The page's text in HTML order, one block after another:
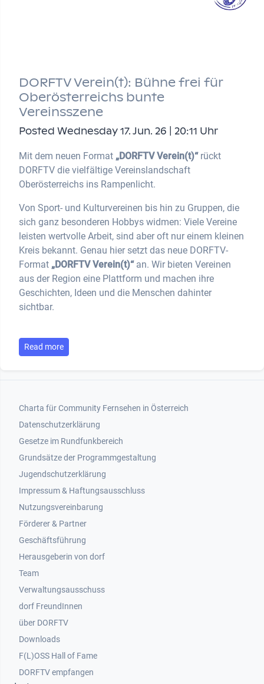
DORFTV Verein(t): Bühne frei für
Oberösterreichs bunte
Vereinsszene
Posted Wednesday 17. Jun. 26 | 20:11 Uhr
Mit dem neuen Format „DORFTV Verein(t)“rückt
DORFTV die vielfältige Vereinslandschaft
Oberösterreichs ins Rampenlicht.
Von Sport- und Kulturvereinen bis hin zu Gruppen, die
sich ganz besonderen Hobbys widmen: Viele Vereine
leisten wertvolle Arbeit, sind aber oft nur einem kleinen
Kreis bekannt. Genau hier setzt das neue DORFTV-
Format „DORFTV Verein(t)“an. Wir bieten Vereinen
aus der Region eine Plattform und machen ihre
Geschichten, Ideen und die Menschen dahinter
sichtbar.
Read more
Footer 1
Charta für Community Fernsehen in Österreich
Datenschutzerklärung
Gesetze im Rundfunkbereich
Grundsätze der Programmgestaltung
Jugendschutzerklärung
Impressum & Haftungsausschluss
Nutzungsvereinbarung
Footer 2
Förderer & Partner
Geschäftsführung
Herausgeberin von dorf
Team
Verwaltungsausschuss
dorf FreundInnen
Footer 3
über DORFTV
Downloads
F(L)OSS Hall of Fame
Footer 4
DORFTV empfangen